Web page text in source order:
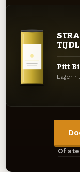
Pitt
Lager ·
Of